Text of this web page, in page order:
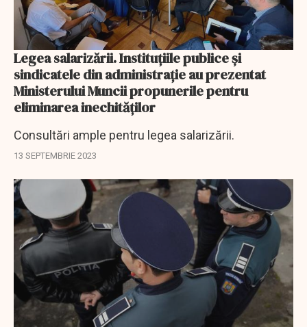
Legea salarizării. Instituțiile publice și
sindicatele din administrație au prezentat
Ministerului Muncii propunerile pentru
eliminarea inechităților
Consultări ample pentru legea salarizării.
13 SEPTEMBRIE 2023